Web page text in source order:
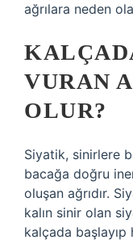
ağrılara neden
VURAN
OLUR?
Siyatik, sinirlere
bacağa doğru
oluşan ağrıdır.
kalın sinir olan
kalçada başlayıp